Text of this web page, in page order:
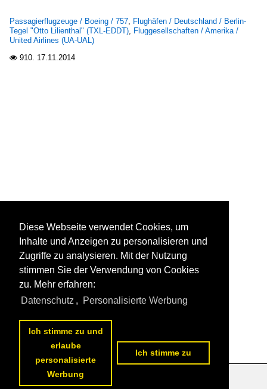
Passagierflugzeuge / Boeing / 757, Flughäfen / Deutschland / Berlin-
Tegel "Otto Lilienthal" (TXL-EDDT), Fluggesellschaften / Amerika /
United Airlines (UA-UAL)
 910. 17.11.2014
Datenschutzerklärung
Diese Webseite verwendet Cookies, um
Inhalte und Anzeigen zu personalisieren und
Zugriffe zu analysieren. Mit der Nutzung
stimmen Sie der Verwendung von Cookies
zu. Mehr erfahren:
Datenschutz , Personalisierte Werbung
Ich stimme zu und
erlaube
personalisierte
Werbung
Ich stimme zu